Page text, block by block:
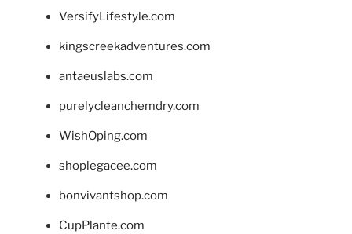
VersifyLifestyle.com
kingscreekadventures.com
antaeuslabs.com
purelycleanchemdry.com
WishOping.com
shoplegacee.com
bonvivantshop.com
CupPlante.com